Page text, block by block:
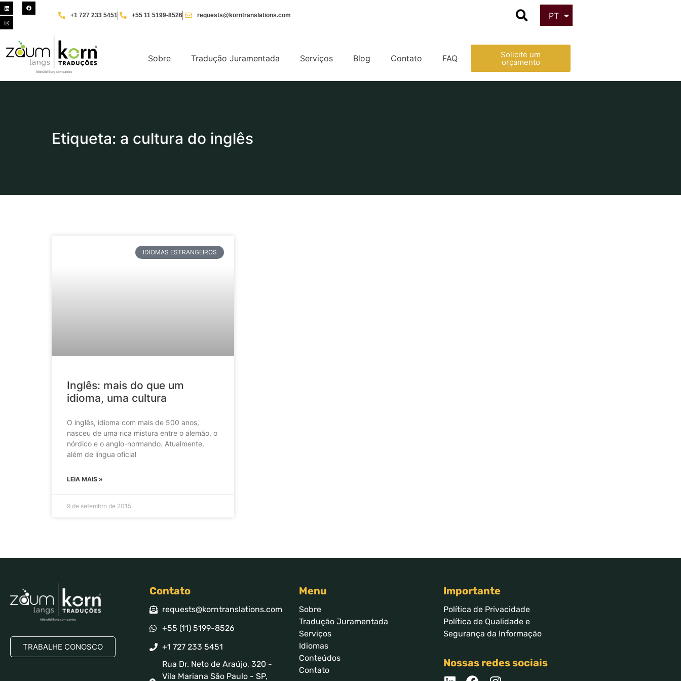
+1 727 233 5451 +55 11 5199-8526 requests@korntranslations.com PT
ES
Sobre Tradução Juramentada Serviços Blog Contato FAQ Solicite um
orçamento
Etiqueta: a cultura do inglês
IDIOMAS ESTRANGEIROS
Inglês: mais do que um
idioma, uma cultura
O inglês, idioma com mais de 500 anos,
nasceu de uma rica mistura entre o alemão, o
nórdico e o anglo-normando. Atualmente,
além de língua oficial
LEIA MAIS »
9 de setembro de 2015
TRABALHE CONOSCO
Contato
requests@korntranslations.com
+55 (11) 5199-8526
+1 727 233 5451
Rua Dr. Neto de Araújo, 320 -
Vila Mariana São Paulo - SP,
Menu
Sobre
Tradução Juramentada
Serviços
Idiomas
Conteúdos
Contato
Importante
Política de Privacidade
Política de Qualidade e
Segurança da Informação
Nossas redes sociais